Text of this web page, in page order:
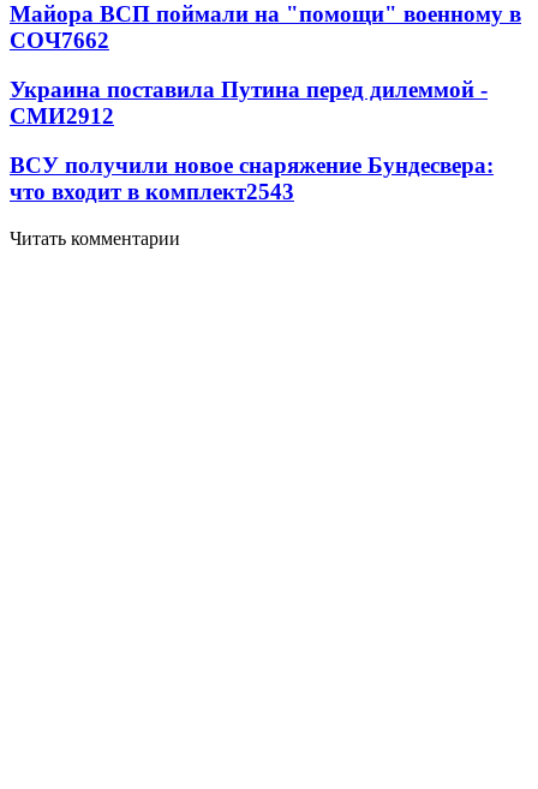
Майора ВСП поймали на "помощи" военному в
СОЧ7662
Украина поставила Путина перед дилеммой -
СМИ2912
ВСУ получили новое снаряжение Бундесвера:
что входит в комплект2543
Читать комментарии